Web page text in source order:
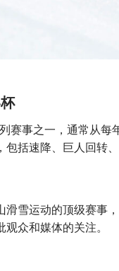
赛事之一，通常从
括速降、巨人回转、
滑雪运动的顶级赛事
众和媒体的关注。